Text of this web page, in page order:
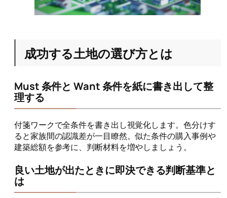
成功する土地の選び方とは
Must 条件と Want 条件を紙に書き出して整
理する
付箋ワークで全条件を書き出し視覚化します。色分けす
ると家族間の認識差が一目瞭然。似た条件の購入事例や
建築総額を参考に、判断材料を増やしましょう。
良い土地が出たときに即決できる判断基準と
は